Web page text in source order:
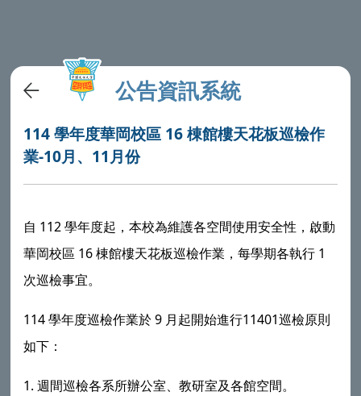
公告資訊系統
114 學年度華岡校區 16 棟館樓天花板巡檢作
業-10月、11月份
自 112學年度起，本校為維護各空間使用安全性，啟動
華岡校區 16棟館樓天花板巡檢作業，每學期各執行 1
次巡檢事宜。
114學年度巡檢作業於 9 月起開始進行11401巡檢原則
如下：
1.週間巡檢各系所辦公室、教研室及各館空間。